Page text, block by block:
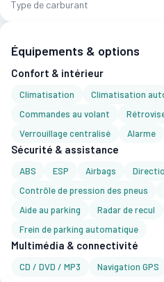
Type de carburant
Équipements & options
Confort & intérieur
Climatisation Climatisation
Commandes au volant
Verrouillage centralisé
Alarme
Sécurité & assistance
ABS ESP Airbags
Contrôle de pression des pneus
Aide au parking
Radar de recul
Frein de parking automatique
Multimédia & connectivité
CD / DVD / MP3 Navigation GPS